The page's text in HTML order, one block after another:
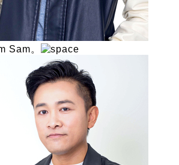
Sam。